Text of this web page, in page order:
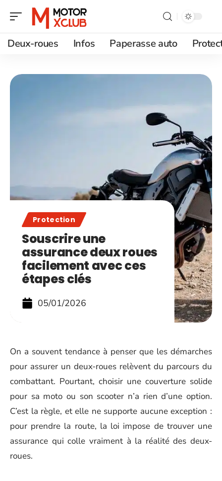
Deux-roues Infos Paperasse auto
Protection
Souscrire une
assurance deux roues
facilement avec ces
étapes clés
05/01/2026
On a souvent tendance à penser que les démarches
pour assurer un deux-roues relèvent du parcours du
combattant. Pourtant, choisir une couverture solide
pour sa moto ou son scooter n’a rien d’une option.
C’est la règle, et elle ne supporte aucune exception :
pour prendre la route, la loi impose de trouver une
assurance qui colle vraiment à la réalité des deux-
roues.